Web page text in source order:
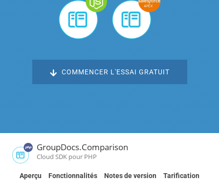
COMMENCER L'ESSAI GRATUIT
GroupDocs.Comparison
Cloud SDK pour PHP
Aperçu Fonctionnalités Notes de version Tarification